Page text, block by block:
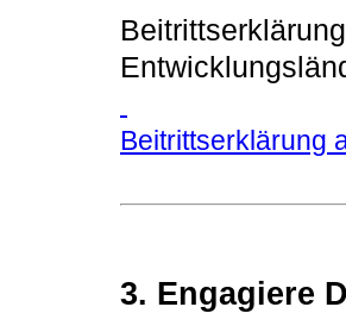
Beitrittserklärung
3. Engagiere